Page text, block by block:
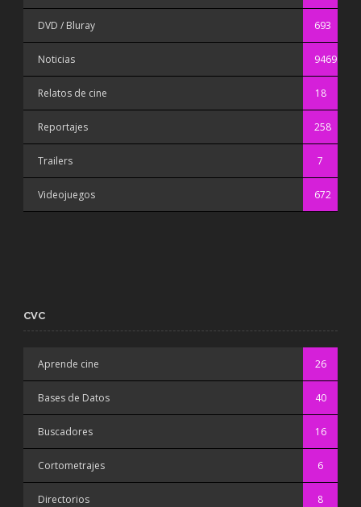
DVD / Bluray 693
Noticias 9469
Relatos de cine 18
Reportajes 258
Trailers 7
Videojuegos 672
CVC
Aprende cine 26
Bases de Datos 40
Buscadores 16
Cortometrajes 6
Directorios 8